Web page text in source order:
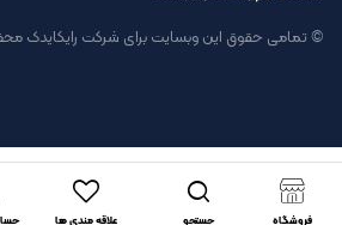
© تمامی حقوق این وبسایت برای شرکت رایکایدک
فروشگاه جستجو علاقه مندی ها